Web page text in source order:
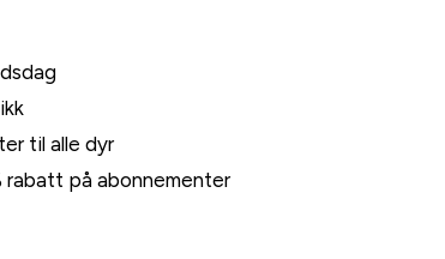
til alle dyr
rabatt på abonnementer